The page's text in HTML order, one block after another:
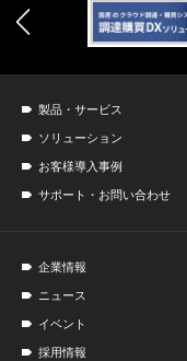
製品・サービス
ソリューション
お客様導入事例
サポート・お問い合わせ
企業情報
ニュース
イベント
採用情報